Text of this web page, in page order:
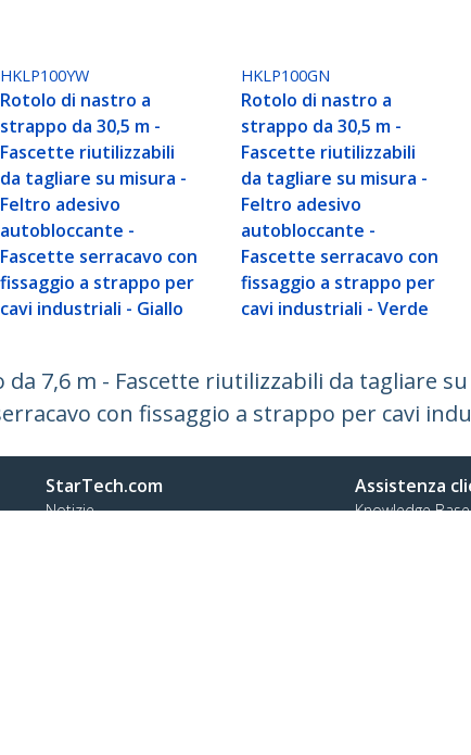
HKLP100YW
Rotolo di nastro a
strappo da 30,5 m -
Fascette riutilizzabili
da tagliare su misura -
Feltro adesivo
autobloccante -
Fascette serracavo con
fissaggio a strappo per
cavi industriali - Giallo
HKLP100GN
Rotolo di nastro a
strappo da 30,5 m -
Fascette riutilizzabili
da tagliare su misura -
Feltro adesivo
autobloccante -
Fascette serracavo con
fissaggio a strappo per
cavi industriali - Verde
7,6 m - Fascette riutilizzabili da tagliare
con fissaggio a strappo per cavi
StarTech.com
Notizie
Assistenza
Knowledge Base